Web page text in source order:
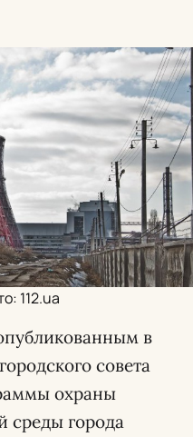
112.ua
в
совета
охраны
города